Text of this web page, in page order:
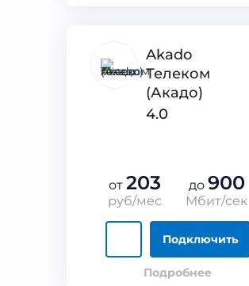
Akado
Телеком
(Акадо)
4.0
от 203
руб/мес
до 900
Мбит/сек
Подключить
Подробнее